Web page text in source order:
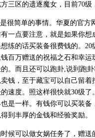
区的遗逐魔女，目前70级
简单的事情。华夏的官方
一点要注意，就是如果你
练的话买装备很费钱的。
百万赠送的祝福之石和幸
。而且还可以跑卦,说到跑
钱，至于藏宝可以自己留
速度。照这样很快就30级
是一样。有钱你可以买装
到丰厚的金钱和经验奖励。
可以做女娲任务了，赠送